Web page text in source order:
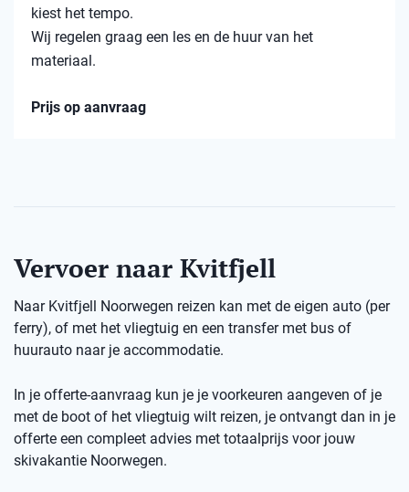
kiest het tempo.
Wij regelen graag een les en de huur van het
materiaal.
Prijs op aanvraag
Vervoer naar Kvitfjell
Naar Kvitfjell Noorwegen reizen kan met de eigen auto (per
ferry), of met het vliegtuig en een transfer met bus of
huurauto naar je accommodatie.
In je offerte-aanvraag kun je je voorkeuren aangeven of je
met de boot of het vliegtuig wilt reizen, je ontvangt dan in je
offerte een compleet advies met totaalprijs voor jouw
skivakantie Noorwegen.